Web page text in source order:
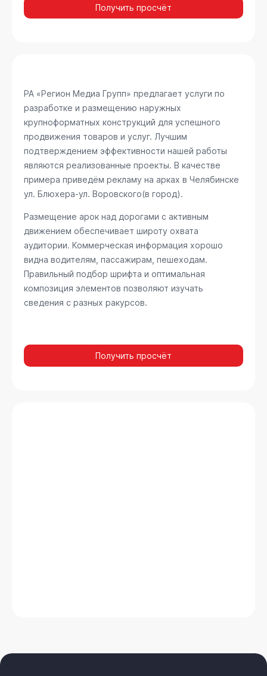
Получить просчёт
РА «Регион Медиа Групп» предлагает услуги по
разработке и размещению наружных
крупноформатных конструкций для успешного
продвижения товаров и услуг. Лучшим
подтверждением эффективности нашей работы
являются реализованные проекты. В качестве
примера приведём рекламу на арках в Челябинске
ул. Блюхера-ул. Воровского(в город).
Размещение арок над дорогами с активным
движением обеспечивает широту охвата
аудитории. Коммерческая информация хорошо
видна водителям, пассажирам, пешеходам.
Правильный подбор шрифта и оптимальная
композиция элементов позволяют изучать
сведения с разных ракурсов.
Получить просчёт